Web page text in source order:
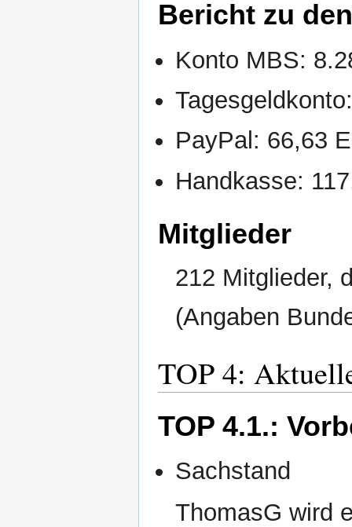
Bericht zu
Konto MBS:
PayPal: 66,63
Handkasse:
Mitglieder
212 Mitglieder,
(Angaben
TOP 4:
TOP 4.1.:
Sachstand
ThomasG wird